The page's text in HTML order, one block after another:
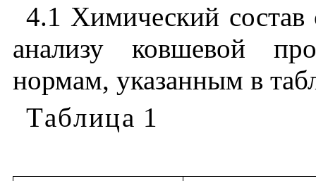
4.1 Химический состав
анализу
ковшевой
нормам, указанным в
Таблица 1